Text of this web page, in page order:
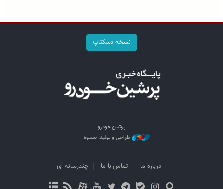
نسخه دسکتاپ
پرشین خودرو
طراحی و تولید: نستوه
درباره ما تماس با ما چندرسانه ای